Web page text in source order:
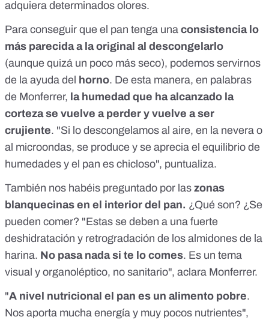
adquiera determinados olores.
Para conseguir que el pan tenga una consistencia lo
más parecida a la original al descongelarlo
(aunque quizá un poco más seco), podemos servirnos
de la ayuda del horno. De esta manera, en palabras
de Monferrer, la humedad que ha alcanzado la
corteza se vuelve a perder y vuelve a ser
crujiente. "Si lo descongelamos al aire, en la nevera o
al microondas, se produce y se aprecia el equilibrio de
humedades y el pan es chicloso", puntualiza.
También nos habéis preguntado por las zonas
blanquecinas en el interior del pan. ¿Qué son? ¿Se
pueden comer? "Estas se deben a una fuerte
deshidratación y retrogradación de los almidones de la
harina. No pasa nada si te lo comes. Es un tema
visual y organoléptico, no sanitario", aclara Monferrer.
"A nivel nutricional el pan es un alimento pobre.
Nos aporta mucha energía y muy pocos nutrientes",